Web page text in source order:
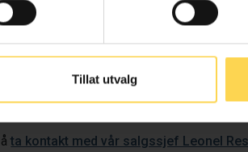
Tillat utvalg
via
med 99 eller færre brukere i Lovdata
Registrer deg ogsåvia nettsidenom
åta kontakt med vår salgssjef Leonel